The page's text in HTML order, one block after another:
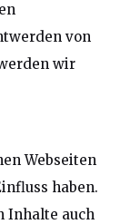
von
wir
Webseiten
haben.
Inhalte auch